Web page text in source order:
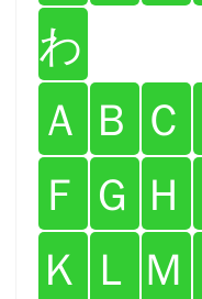
わ
Ａ Ｂ Ｃ
Ｆ Ｇ Ｈ
Ｋ Ｌ Ｍ